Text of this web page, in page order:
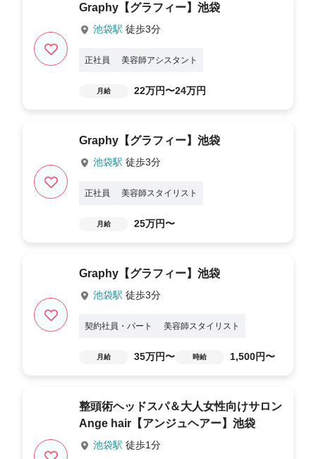
Graphy【グラフィー】池袋
池袋駅 徒歩3分
正社員 美容師アシスタント
月給 22万円〜24万円
Graphy【グラフィー】池袋
池袋駅 徒歩3分
正社員 美容師スタイリスト
月給 25万円〜
Graphy【グラフィー】池袋
池袋駅 徒歩3分
契約社員・パート 美容師スタイリスト
月給 35万円〜 時給 1,500円〜
整頭術ヘッドスパ＆大人女性向けサロン
Ange hair【アンジュヘアー】池袋
池袋駅 徒歩1分